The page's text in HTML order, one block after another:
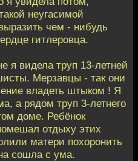
неугасимой
чем - нибудь
гитлеровца.
я видела труп 13-летней
Мерзавцы - так они
владеть штыком ! Я
а рядом труп 3-летнего
доме. Ребёнок
отдыху этих
матери похоронить
сошла с ума.